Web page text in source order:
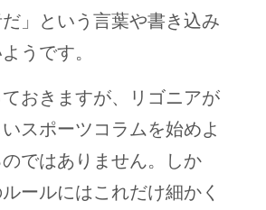
」という言葉や書き込み
うです。
おきますが、リゴニアが
スポーツコラムを始めよ
ではありません。しか
ールにはこれだけ細かく